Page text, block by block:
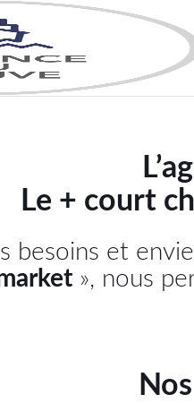
Le + court
besoins et
», nous